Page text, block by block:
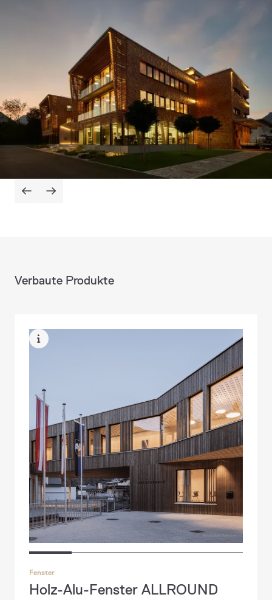
Allround-Fenstern
2019
Neubau
Verbaute Produkte
Holz-Alu-Fenster ALLROUND
Fenster